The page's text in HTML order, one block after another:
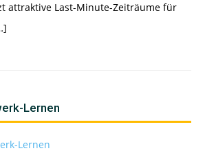
attraktive Last-Minute-Zeiträume für
Lernen